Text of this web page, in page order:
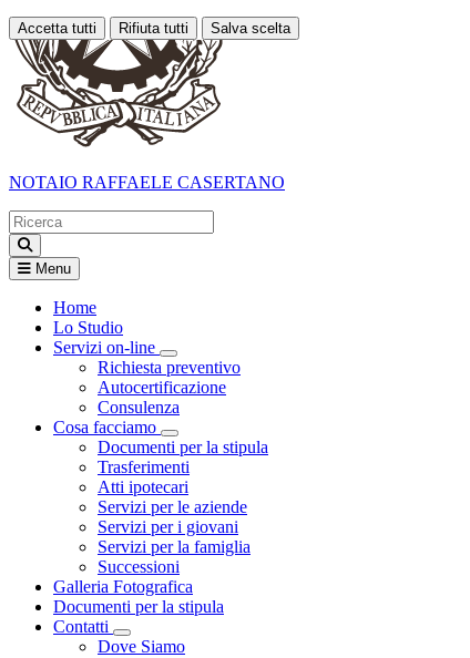
Accetta tutti Rifiuta tutti Salva scelta
Loading...
NOTAIO RAFFAELE CASERTANO
Menu
Home
Lo Studio
Servizi on-line
Visualizza menù di secondo livello
Richiesta preventivo
Autocertificazione
Consulenza
Cosa facciamo
Visualizza menù di secondo livello
Documenti per la stipula
Trasferimenti
Atti ipotecari
Servizi per le aziende
Servizi per i giovani
Servizi per la famiglia
Successioni
Galleria Fotografica
Documenti per la stipula
Contatti
Visualizza menù di secondo livello
Dove Siamo